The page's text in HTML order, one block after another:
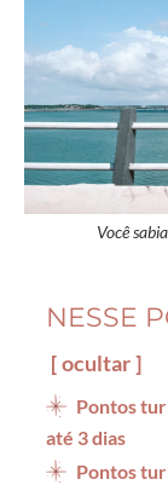
Você
NESSE
ocultar
Pontos
até 3 dias
Pontos